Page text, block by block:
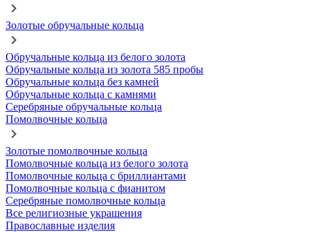
Золотые обручальные кольца
Обручальные кольца из белого золота
Обручальные кольца из золота 585 пробы
Обручальные кольца без камней
Обручальные кольца с камнями
Серебряные обручальные кольца
Помолвочные кольца
Золотые помолвочные кольца
Помолвочные кольца из белого золота
Помолвочные кольца с бриллиантами
Помолвочные кольца с фианитом
Серебряные помолвочные кольца
Все религиозные украшения
Православные изделия